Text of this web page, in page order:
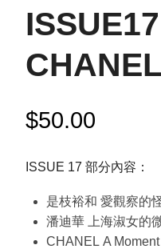
CHANEL
$50.00
ISSUE 17 部分內容：
是枝裕和 愛觀察的
潘迪華 上海淑女的
CHANEL A